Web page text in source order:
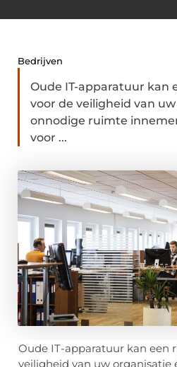
Bedrijven
Oude IT-apparatuur kan
voor de veiligheid van
onnodige ruimte
voor ...
Oude IT-apparatuur kan een
veiligheid van uw